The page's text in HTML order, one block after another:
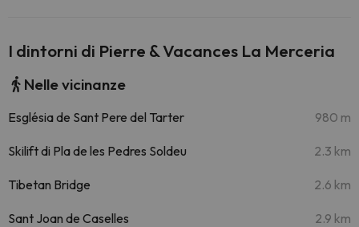
I dintorni di Pierre & Vacances La Merceria
Nelle vicinanze
Església de Sant Pere del Tarter 980 m
Skilift di Pla de les Pedres Soldeu 2.3 km
Tibetan Bridge 2.6 km
Sant Joan de Caselles 2.9 km